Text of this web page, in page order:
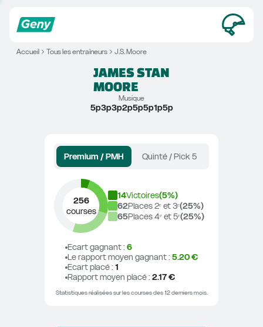
Accueil Tous les entraîneurs J.S. Moore
JAMES STAN
MOORE
Musique
5p3p3p2p5p5p1p5p
Premium / PMH Quinté / Pick 5
256
courses
14Victoires(5%)
62Places 2ᵉ et 3ᵉ(25%)
65Places 4ᵉ et 5ᵉ(25%)
Ecart gagnant : 6
Le rapport moyen gagnant : 5.20 €
Ecart placé : 1
Rapport moyen placé : 2.17 €
Statistiques réalisées sur les courses des 12 derniers mois.